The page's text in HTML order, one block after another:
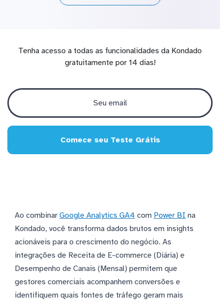
Tenha acesso a todas as funcionalidades da Kondado
gratuitamente por 14 dias!
Comece seu Teste Grátis
Ao combinar Google Analytics GA4 com Power BI na
Kondado, você transforma dados brutos em insights
acionáveis para o crescimento do negócio. As
integrações de Receita de E-commerce (Diária) e
Desempenho de Canais (Mensal) permitem que
gestores comerciais acompanhem conversões e
identifiquem quais fontes de tráfego geram mais